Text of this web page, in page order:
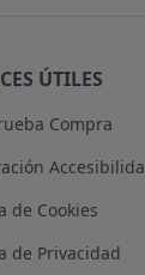
ÚTILES
Compra
de Cookies
de Privacidad